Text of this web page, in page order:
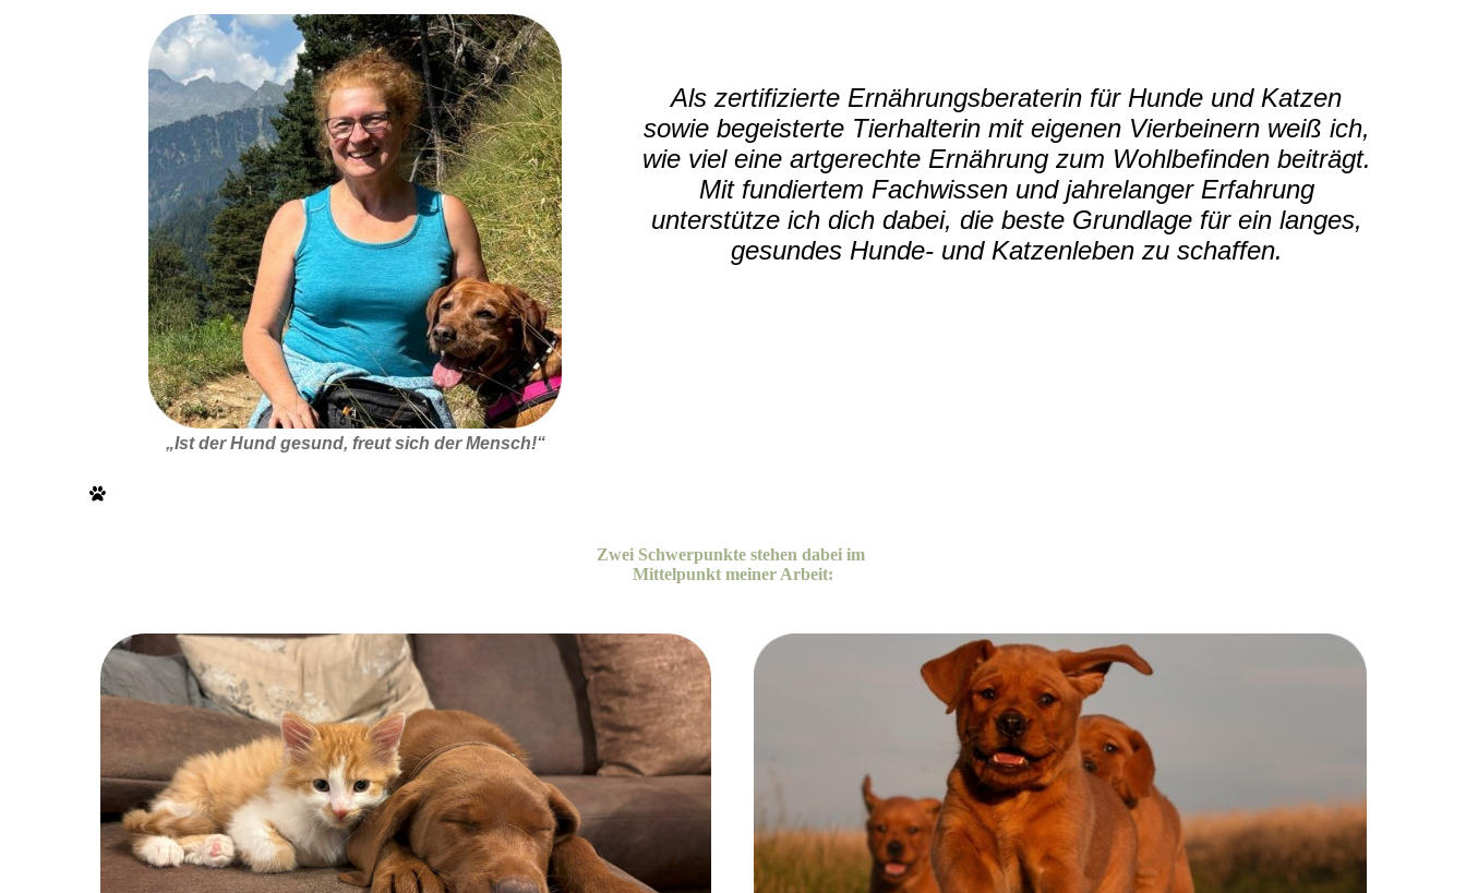
„Ist der Hund gesund, freut sich der Mensch!“
Als zertifizierte Ernährungsberaterin für Hunde und Katzen
sowie begeisterte Tierhalterin mit eigenen Vierbeinern weiß ich,
wie viel eine artgerechte Ernährung zum Wohlbefinden beiträgt.
Mit fundiertem Fachwissen und jahrelanger Erfahrung
unterstütze ich dich dabei, die beste Grundlage für ein langes,
gesundes Hunde- und Katzenleben zu schaffen.
Zwei Schwerpunkte stehen dabei im
Mittelpunkt meiner Arbeit: